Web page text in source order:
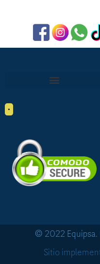
•
© 2022 Equipsa.
Sitio